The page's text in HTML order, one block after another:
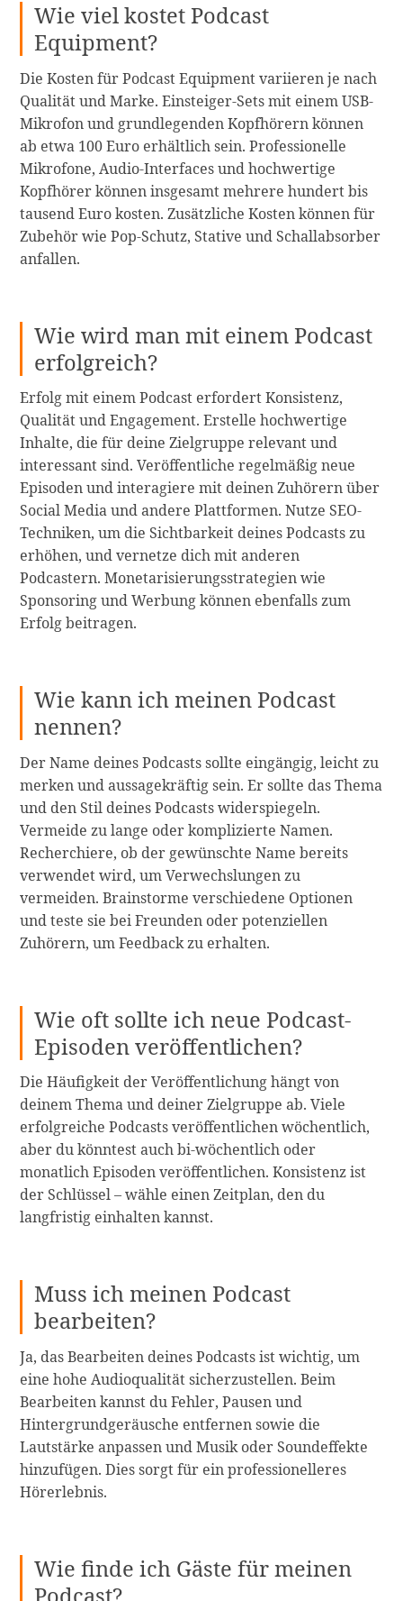
Wie viel kostet Podcast
Equipment?
Die Kosten für Podcast Equipment variieren je nach
Qualität und Marke. Einsteiger-Sets mit einem USB-
Mikrofon und grundlegenden Kopfhörern können
ab etwa 100 Euro erhältlich sein. Professionelle
Mikrofone, Audio-Interfaces und hochwertige
Kopfhörer können insgesamt mehrere hundert bis
tausend Euro kosten. Zusätzliche Kosten können für
Zubehör wie Pop-Schutz, Stative und Schallabsorber
anfallen.
Wie wird man mit einem Podcast
erfolgreich?
Erfolg mit einem Podcast erfordert Konsistenz,
Qualität und Engagement. Erstelle hochwertige
Inhalte, die für deine Zielgruppe relevant und
interessant sind. Veröffentliche regelmäßig neue
Episoden und interagiere mit deinen Zuhörern über
Social Media und andere Plattformen. Nutze SEO-
Techniken, um die Sichtbarkeit deines Podcasts zu
erhöhen, und vernetze dich mit anderen
Podcastern. Monetarisierungsstrategien wie
Sponsoring und Werbung können ebenfalls zum
Erfolg beitragen.
Wie kann ich meinen Podcast
nennen?
Der Name deines Podcasts sollte eingängig, leicht zu
merken und aussagekräftig sein. Er sollte das Thema
und den Stil deines Podcasts widerspiegeln.
Vermeide zu lange oder komplizierte Namen.
Recherchiere, ob der gewünschte Name bereits
verwendet wird, um Verwechslungen zu
vermeiden. Brainstorme verschiedene Optionen
und teste sie bei Freunden oder potenziellen
Zuhörern, um Feedback zu erhalten.
Wie oft sollte ich neue Podcast-
Episoden veröffentlichen?
Die Häufigkeit der Veröffentlichung hängt von
deinem Thema und deiner Zielgruppe ab. Viele
erfolgreiche Podcasts veröffentlichen wöchentlich,
aber du könntest auch bi-wöchentlich oder
monatlich Episoden veröffentlichen. Konsistenz ist
der Schlüssel – wähle einen Zeitplan, den du
langfristig einhalten kannst.
Muss ich meinen Podcast
bearbeiten?
Ja, das Bearbeiten deines Podcasts ist wichtig, um
eine hohe Audioqualität sicherzustellen. Beim
Bearbeiten kannst du Fehler, Pausen und
Hintergrundgeräusche entfernen sowie die
Lautstärke anpassen und Musik oder Soundeffekte
hinzufügen. Dies sorgt für ein professionelleres
Hörerlebnis.
Wie finde ich Gäste für meinen
Podcast?